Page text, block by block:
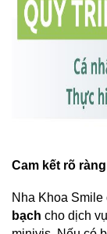
Cam kết rõ
Nha Khoa Smile
bạch cho dịch